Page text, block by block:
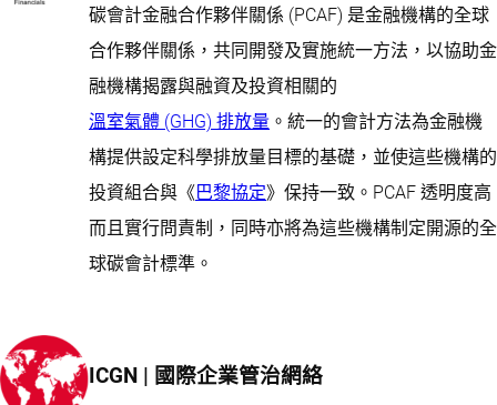
碳會計金融合作夥伴關係 (PCAF) 是金融機構的全球
合作夥伴關係，共同開發及實施統一方法，以協助金
融機構揭露與融資及投資相關的
溫室氣體 (GHG) 排放量 。統一的會計方法為金融機
構提供設定科學排放量目標的基礎，並使這些機構的
投資組合與《巴黎協定》保持一致。PCAF 透明度高
而且實行問責制，同時亦將為這些機構制定開源的全
球碳會計標準。
ICGN | 國際企業管治網絡